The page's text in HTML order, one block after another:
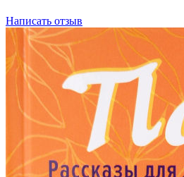
Написать отзыв